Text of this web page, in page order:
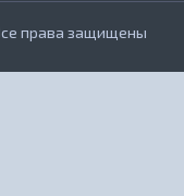
права защищены